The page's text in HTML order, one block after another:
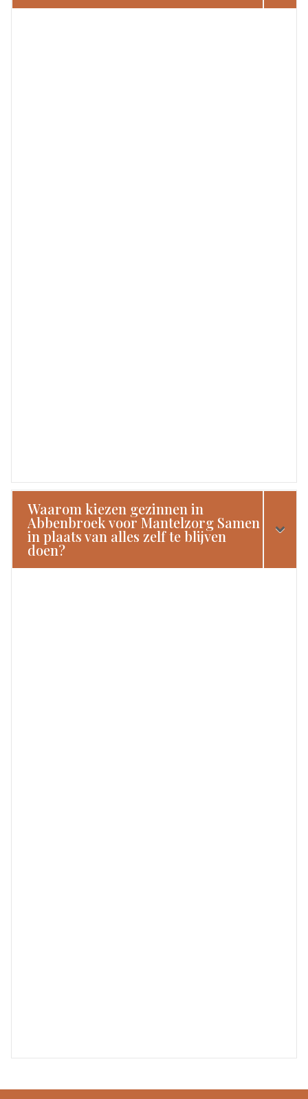
Waarom kiezen gezinnen in
Abbenbroek voor Mantelzorg Samen
in plaats van alles zelf te blijven
doen?